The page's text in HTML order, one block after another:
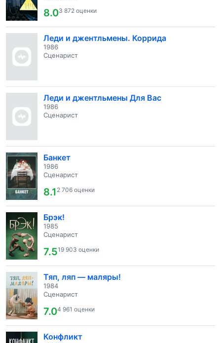
8.03 872 оценки
Леди и джентльмены. Коррида
1986
Сценарист
Леди и джентльмены Для Вас
1986
Сценарист
Банкет
1986
Сценарист
8.1 2 706 оценки
Брэк!
1985
Сценарист
7.519 903 оценки
Тяп, ляп — маляры!
1984
Сценарист
7.04 961 оценки
Конфликт